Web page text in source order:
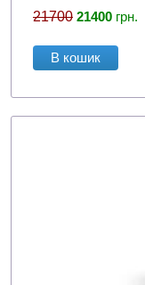
21700 21400 грн.
В кошик